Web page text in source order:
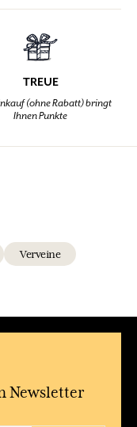
TREUE
(ohne Rabatt) bringt
Ihnen Punkte
Verveine
Newsletter